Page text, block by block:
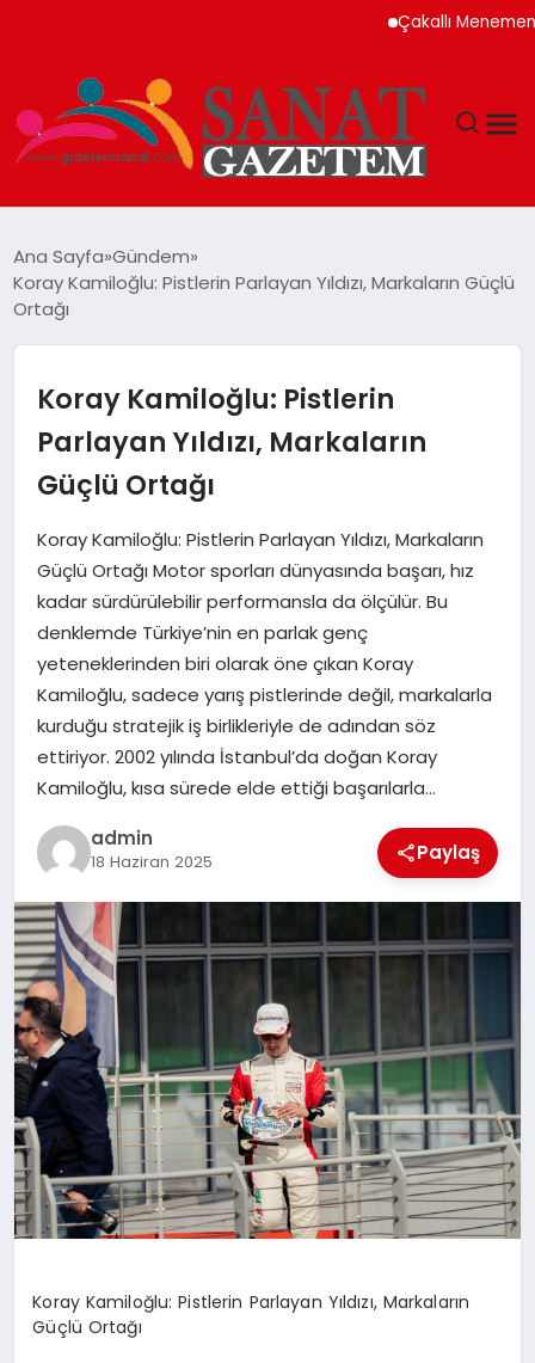
Çakallı Menemeni
TEKNOLOJI
YAŞAM
EKONOMI
SAĞLIK
DÜNYA
EĞITIM
Ana Sayfa Gündem
Koray Kamiloğlu: Pistlerin Parlayan Yıldızı, Markaların Güçlü
Ortağı
Koray Kamiloğlu: Pistlerin
Parlayan Yıldızı, Markaların
Güçlü Ortağı
Koray Kamiloğlu: Pistlerin Parlayan Yıldızı, Markaların
Güçlü Ortağı Motor sporları dünyasında başarı, hız
kadar sürdürülebilir performansla da ölçülür. Bu
denklemde Türkiye’nin en parlak genç
yeteneklerinden biri olarak öne çıkan Koray
Kamiloğlu, sadece yarış pistlerinde değil, markalarla
kurduğu stratejik iş birlikleriyle de adından söz
ettiriyor. 2002 yılında İstanbul’da doğan Koray
Kamiloğlu, kısa sürede elde ettiği başarılarla…
admin
18 Haziran 2025 Paylaş
Koray Kamiloğlu: Pistlerin Parlayan Yıldızı, Markaların
Güçlü Ortağı